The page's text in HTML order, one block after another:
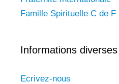
Famille Spirituelle C de F
Informations diverses
Ecrivez-nous